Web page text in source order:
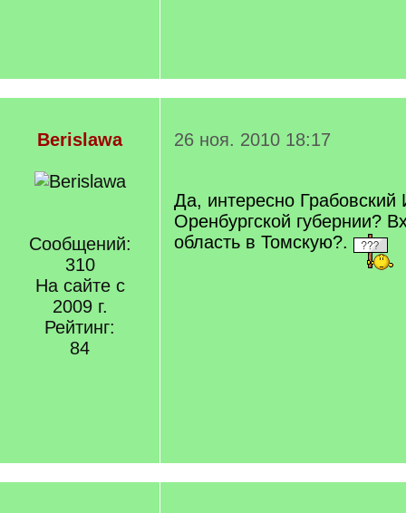
Berislawa
Сообщений:
310
На сайте с
2009 г.
Рейтинг:
84
26 ноя. 2010 18:17
Да, интересно
Оренбургской губернии?
область в Томскую?.